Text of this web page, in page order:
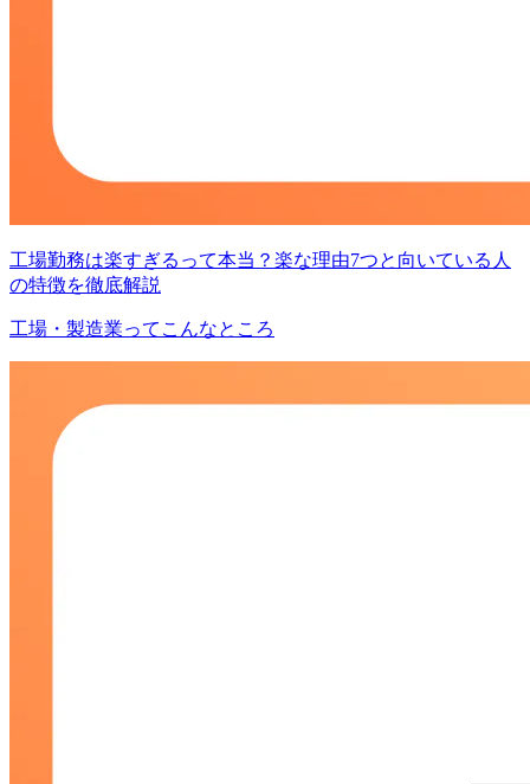
工場勤務は楽すぎるって本当？楽な理由7つと向いている人
の特徴を徹底解説
工場・製造業ってこんなところ